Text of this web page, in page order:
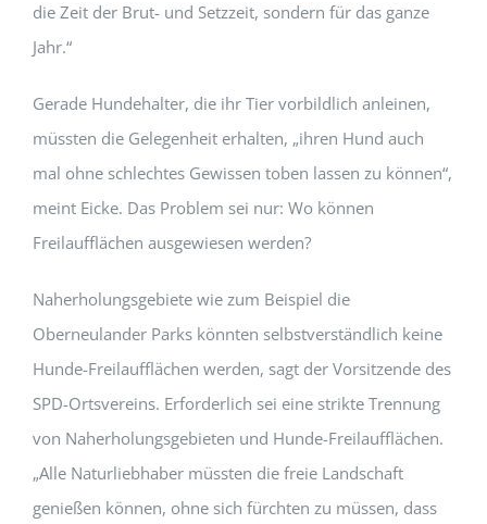
die Zeit der Brut- und Setzzeit, sondern für das ganze
Jahr.“
Gerade Hundehalter, die ihr Tier vorbildlich anleinen,
müssten die Gelegenheit erhalten, „ihren Hund auch
mal ohne schlechtes Gewissen toben lassen zu können“,
meint Eicke. Das Problem sei nur: Wo können
Freilaufflächen ausgewiesen werden?
Naherholungsgebiete wie zum Beispiel die
Oberneulander Parks könnten selbstverständlich keine
Hunde-Freilaufflächen werden, sagt der Vorsitzende des
SPD-Ortsvereins. Erforderlich sei eine strikte Trennung
von Naherholungsgebieten und Hunde-Freilaufflächen.
„Alle Naturliebhaber müssten die freie Landschaft
genießen können, ohne sich fürchten zu müssen, dass